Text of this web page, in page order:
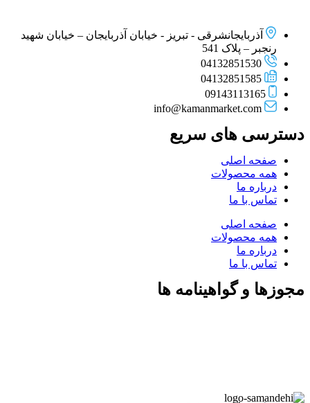
آذربایجانشرقی - تبریز - خیابان آذربایجان – خیابان شهید
رنجبر – پلاک 541
04132851530
04132851585
09143113165
info@kamanmarket.com
دسترسی های سریع
صفحه اصلی
همه محصولات
درباره ما
تماس با ما
صفحه اصلی
همه محصولات
درباره ما
تماس با ما
مجوزها و گواهینامه ها